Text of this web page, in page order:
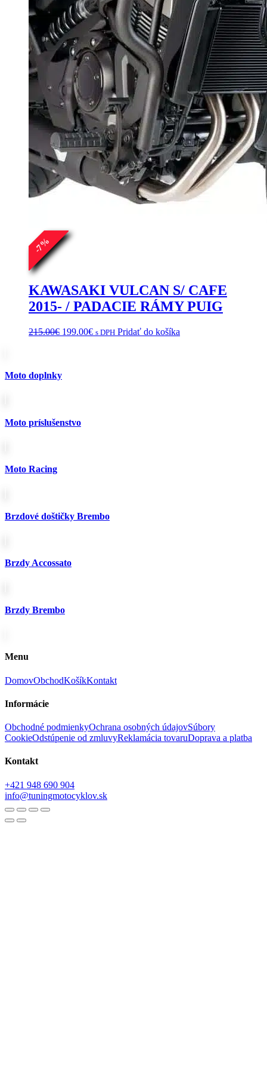
-
7
%
KAWASAKI VULCAN S/ CAFE
2015- / PADACIE RÁMY PUIG
215.00€ Pôvodná
199.00€Aktuálna
s DPH Pridať do košíka
Moto doplnky
Moto príslušenstvo
Moto Racing
Brzdové doštičky Brembo
Brzdy Accossato
Brzdy Brembo
Menu
DomovObchodKošíkKontakt
Informácie
Obchodné podmienkyOchrana osobných údajovSúbory
CookieOdstúpenie od zmluvyReklamácia tovaruDoprava a platba
Kontakt
+421 948 690 904
info@tuningmotocyklov.sk